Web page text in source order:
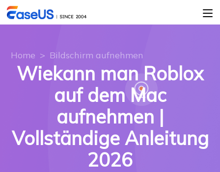
Home > Bildschirm aufnehmen
Wiekann man Roblox
auf dem Mac
aufnehmen |
Vollständige Anleitung
2026